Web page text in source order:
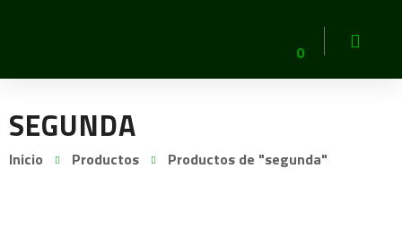
0
SEGUNDA
Inicio Productos Productos de "segunda"